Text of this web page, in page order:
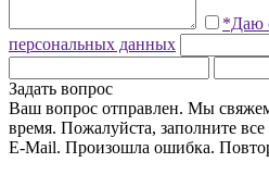
*Даю
персональных данных
Задать вопрос
Ваш вопрос отправлен. Мы
время. Пожалуйста, заполните все
E-Mail. Произошла ошибка.